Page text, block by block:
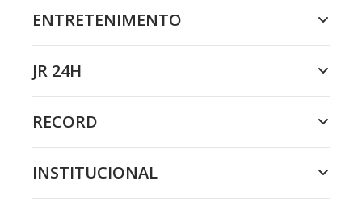
ENTRETENIMENTO
JR 24H
RECORD
INSTITUCIONAL